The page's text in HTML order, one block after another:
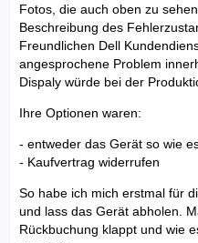
Fotos, die auch oben zu
Beschreibung des
Freundlichen Dell
angesprochene Problem
Dispaly würde bei der
Ihre Optionen waren:
- entweder das Gerät so wie
- Kaufvertrag widerrufen
So habe ich mich erstmal für
und lass das Gerät abholen.
Rückbuchung klappt und wie